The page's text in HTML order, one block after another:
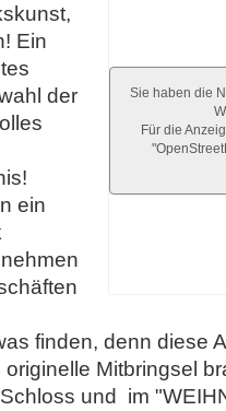
Sie haben die
Für die
Ein
der
ein
finden, denn diese
Mitbringsel
und im